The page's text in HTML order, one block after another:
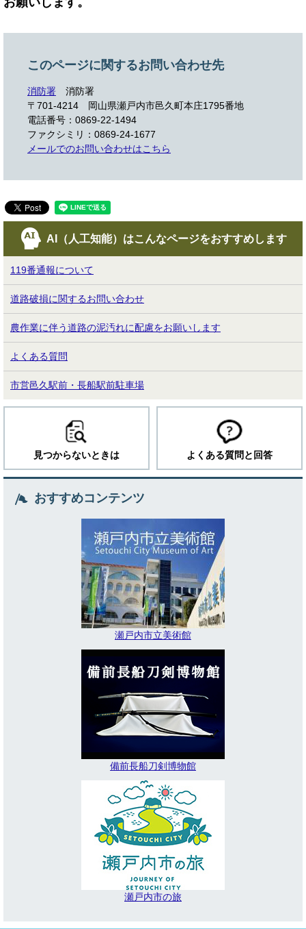
このページに関するお問い合わせ先
消防署
消防署
〒701-4214
岡山県瀬戸内市邑久町本庄1795番地
電話番号：0869-22-1494
ファクシミリ：0869-24-1677
メールでのお問い合わせはこちら
AI（人工知能）はこんなページをおすすめします
119番通報について
道路破損に関するお問い合わせ
農作業に伴う道路の泥汚れに配慮をお願いします
よくある質問
市営邑久駅前・長船駅前駐車場
見つからないときは よくある質問と回答
おすすめコンテンツ
瀬戸内市立美術館
備前長船刀剣博物館
瀬戸内市の旅